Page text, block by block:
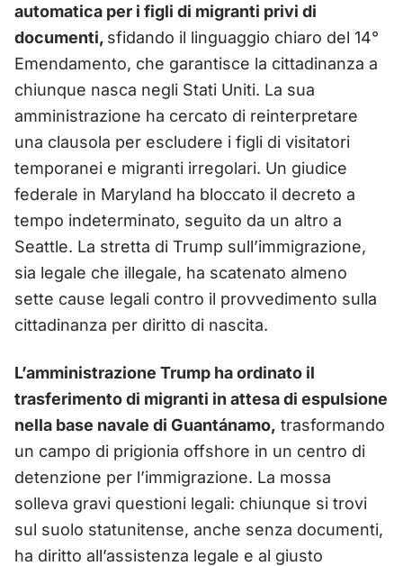
automatica per i figli di migranti privi di
documenti, sfidando il linguaggio chiaro del 14°
Emendamento, che garantisce la cittadinanza a
chiunque nasca negli Stati Uniti. La sua
amministrazione ha cercato di reinterpretare
una clausola per escludere i figli di visitatori
temporanei e migranti irregolari. Un giudice
federale in Maryland ha bloccato il decreto a
tempo indeterminato, seguito da un altro a
Seattle. La stretta di Trump sull’immigrazione,
sia legale che illegale, ha scatenato almeno
sette cause legali contro il provvedimento sulla
cittadinanza per diritto di nascita.
L’amministrazione Trump ha ordinato il
trasferimento di migranti in attesa di espulsione
nella base navale di Guantánamo, trasformando
un campo di prigionia offshore in un centro di
detenzione per l’immigrazione. La mossa
solleva gravi questioni legali: chiunque si trovi
sul suolo statunitense, anche senza documenti,
ha diritto all’assistenza legale e al giusto